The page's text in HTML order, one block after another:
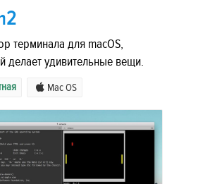
терминала для macOS,
делает удивительные вещи.
Mac OS